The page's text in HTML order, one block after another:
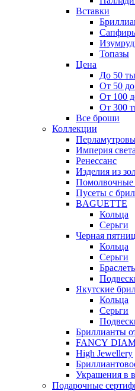
Вставки
Топазы
Цена
До 50
От 50
От 100
От 300
Все броши
Коллекции
Империя света
Ренессанс
Изделия из
Помолвочные
Пусеты с
BAGUETTE
Кольца
Серьги
Черная
Кольца
Серьги
Якутские
Кольца
Серьги
Бриллианты
FANCY
High Jewellery
Украшения в
Подарочные